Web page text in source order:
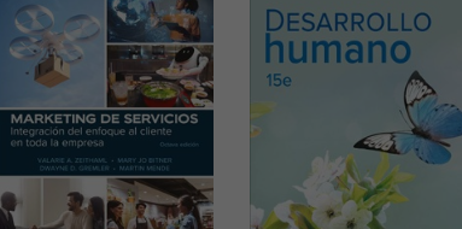
competencial, y de proyectos tecnológicos que
desde una perspectiva más participativa y
metodologías de aprendizaje más activas,
la resolución de problemas.<BR>-Propuesta
tipologías de Centros, alumnado, profesorado
Orientación competencial de las actividades y
taxonomía de Bloom (recordar, entender,
en los recursos gráficos. <BR>-Atención a la